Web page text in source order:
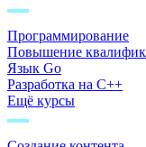
Программирование
Повышение
Язык Go
Разработка на C++
Ещё курсы